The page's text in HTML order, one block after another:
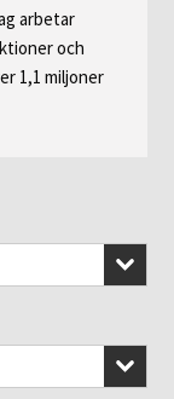
arbetar
och
1,1 miljoner